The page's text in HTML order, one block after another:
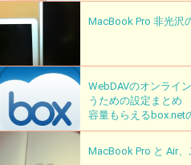
MacBook Pro 非光沢
WebDAVのオンライ
うための設定まとめ
容量もらえるbox.net
MacBook Pro と Air